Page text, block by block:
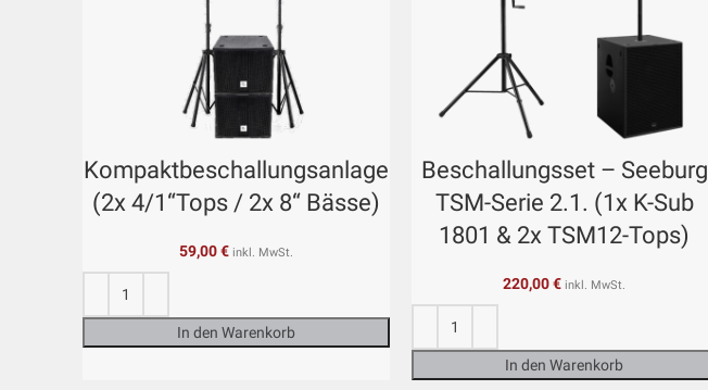
Kompaktbeschallungsanlage
(2x 4/1“Tops / 2x 8“ Bässe)
59,00€ inkl. MwSt.
In den Warenkorb
Beschallungsset – Seeburg
TSM-Serie 2.1. (1x K-Sub
1801 & 2x TSM12-Tops)
220,00€ inkl. MwSt.
In den Warenkorb